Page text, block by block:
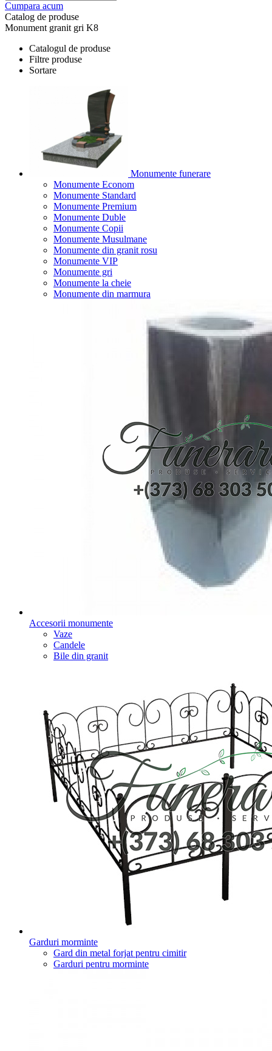
Cumpara acum
Catalog de produse
Monument granit gri K8
Catalogul de produse
Filtre produse
Sortare
Monumente funerare
Monumente Econom
Monumente Standard
Monumente Premium
Monumente Duble
Monumente Copii
Monumente Musulmane
Monumente din granit rosu
Monumente VIP
Monumente gri
Monumente la cheie
Monumente din marmura
Accesorii monumente
Vaze
Candele
Bile din granit
Garduri morminte
Gard din metal forjat pentru cimitir
Garduri pentru morminte